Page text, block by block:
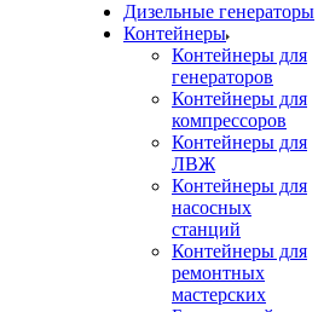
Дизельные генераторы
Контейнеры
Контейнеры для
генераторов
Контейнеры для
компрессоров
Контейнеры для
ЛВЖ
Контейнеры для
насосных
станций
Контейнеры для
ремонтных
мастерских